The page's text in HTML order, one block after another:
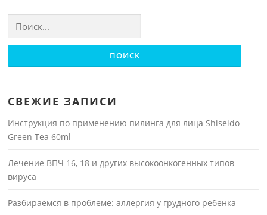
СВЕЖИЕ ЗАПИСИ
Инструкция по применению пилинга для лица Shiseido
Green Tea 60ml
Лечение ВПЧ 16, 18 и других высокоонкогенных типов
вируса
Разбираемся в проблеме: аллергия у грудного ребенка